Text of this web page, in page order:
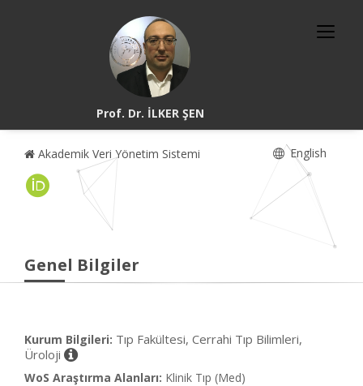
Prof. Dr. İLKER ŞEN
Akademik Veri Yönetim Sistemi English
Genel Bilgiler
Kurum Bilgileri: Tıp Fakültesi, Cerrahi Tıp Bilimleri,
Üroloji
WoS Araştırma Alanları: Klinik Tıp (Med)